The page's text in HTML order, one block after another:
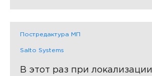
Постредактура МП
Salto Systems
В этот раз при